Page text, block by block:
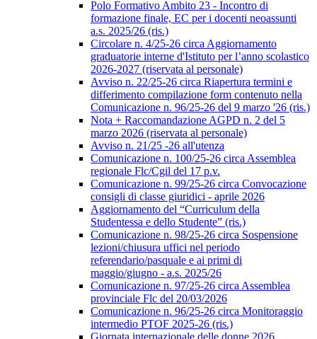
Polo Formativo Ambito 23 - Incontro di
formazione finale, EC per i docenti neoassunti
a.s. 2025/26 (ris.)
Circolare n. 4/25-26 circa Aggiornamento
graduatorie interne d'Istituto per l’anno scolastico
2026-2027 (riservata al personale)
Avviso n. 22/25-26 circa Riapertura termini e
differimento compilazione form contenuto nella
Comunicazione n. 96/25-26 del 9 marzo '26 (ris.)
Nota + Raccomandazione AGPD n. 2 del 5
marzo 2026 (riservata al personale)
Avviso n. 21/25 -26 all'utenza
Comunicazione n. 100/25-26 circa Assemblea
regionale Flc/Cgil del 17 p.v.
Comunicazione n. 99/25-26 circa Convocazione
consigli di classe giuridici - aprile 2026
Aggiornamento del “Curriculum della
Studentessa e dello Studente” (ris.)
Comunicazione n. 98/25-26 circa Sospensione
lezioni/chiusura uffici nel periodo
referendario/pasquale e ai primi di
maggio/giugno - a.s. 2025/26
Comunicazione n. 97/25-26 circa Assemblea
provinciale Flc del 20/03/2026
Comunicazione n. 96/25-26 circa Monitoraggio
intermedio PTOF 2025-26 (ris.)